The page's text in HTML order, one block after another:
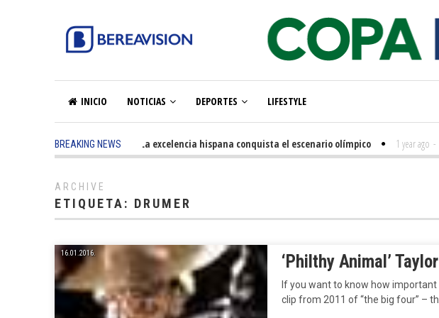
INICIO NOTICIAS DEPORTES LIFESTYLE
BREAKING NEWS
5 months ago La excelencia hispana conquista el escenario olímpico 1 year ago -
ARCHIVE
ETIQUETA: DRUMER
16.01.2016. ‘Philthy Animal’
If you want to know how important
clip from 2011 of “the big four” –